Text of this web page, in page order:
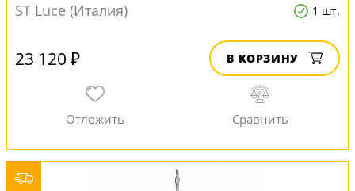
ST Luce (Италия) 1 шт.
23 120 ₽ В КОРЗИНУ